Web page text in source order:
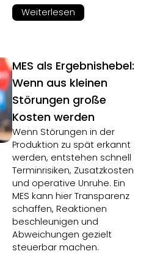
Weiterlesen
MES als Ergebnishebel:
Wenn aus kleinen
Störungen große
Kosten werden
Wenn Störungen in der
Produktion zu spät erkannt
werden, entstehen schnell
Terminrisiken, Zusatzkosten
und operative Unruhe. Ein
MES kann hier Transparenz
schaffen, Reaktionen
beschleunigen und
Abweichungen gezielt
steuerbar machen.